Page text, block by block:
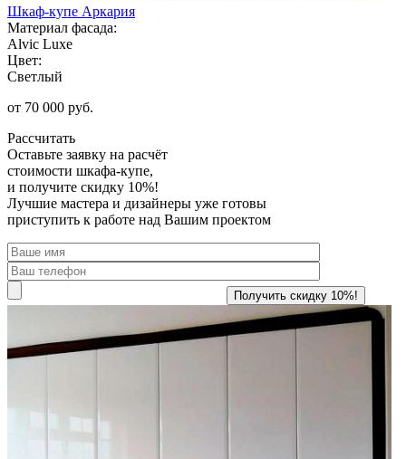
Шкаф-купе Аркария
Материал фасада:
Alvic Luxe
Цвет:
Светлый
от 70 000 руб.
Рассчитать
Оставьте заявку на расчёт
стоимости шкафа-купе,
и получите скидку 10%!
Лучшие мастера и дизайнеры уже готовы
приступить к работе над Вашим проектом